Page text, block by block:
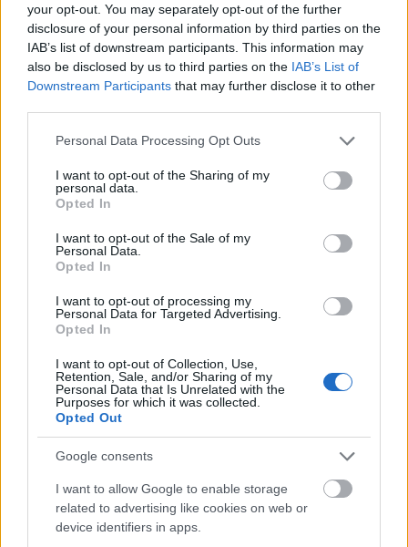
your opt-out. You may separately opt-out of the further
disclosure of your personal information by third parties on the
IAB’s list of downstream participants. This information may
also be disclosed by us to third parties on the IAB’s List of
Downstream Participants that may further disclose it to other
Please note that this website/app uses one or more Google
not limited to your visit or usage behaviour. You may click to
grant or deny consent to Google and its third-party tags to
use your data for below specified purposes in below Google
consent section.
Personal Data Processing Opt Outs
I want to opt-out of the Sharing of my
personal data.
Opted In
I want to opt-out of the Sale of my
Personal Data.
Opted In
I want to opt-out of processing my
Personal Data for Targeted Advertising.
Opted In
I want to opt-out of Collection, Use,
Retention, Sale, and/or Sharing of my
Personal Data that Is Unrelated with the
Purposes for which it was collected.
Opted Out
Google consents
I want to allow Google to enable storage
related to advertising like cookies on web or
device identifiers in apps.
1
HÍRLEVÉL
E-mail cím
Feliratkozom a hírlevélre és elfogadom az
adatvédelmi
szabályzatot!
FELIRATKOZÁS
LEGFRISSEBB
Aktuális
Paks II.: Mit jelent az 5. blokk új
árnyékában?